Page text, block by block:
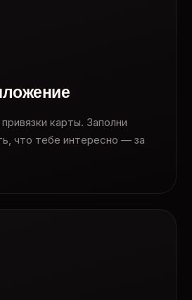
карты. Заполни
что тебе интересно — за